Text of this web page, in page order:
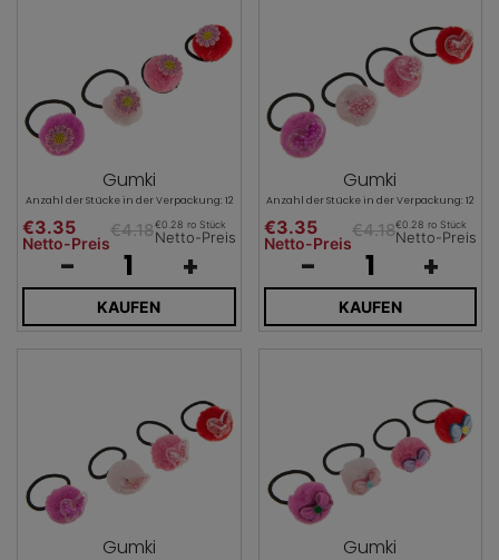
Gumki
Anzahl der Stücke in der Verpackung: 12
€3.35
Netto-Preis
€4.18€0.28 ro Stück
Netto-Preis
- +
KAUFEN
Gumki
Anzahl der Stücke in der Verpackung: 12
€3.35
Netto-Preis
€4.18€0.28 ro Stück
Netto-Preis
- +
KAUFEN
Gumki Gumki